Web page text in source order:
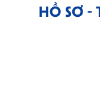
HỒ SƠ -